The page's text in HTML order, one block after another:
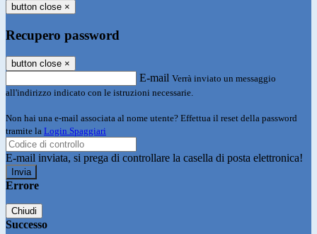
button close ×
Recupero password
button close ×
E-mail Verrà inviato un messaggio
all'indirizzo indicato con le istruzioni necessarie.
Non hai una e-mail associata al nome utente? Effettua il reset della password
tramite la Login Spaggiari
E-mail inviata, si prega di controllare la casella di posta elettronica!
Errore
Chiudi
Successo